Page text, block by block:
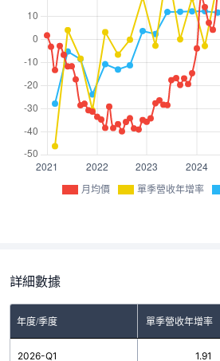
月均價 單季營收年增率
詳細數據
年度/季度 單季營收年增率
2026-Q1 1.91